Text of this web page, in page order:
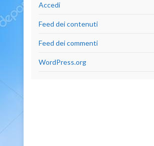
Accedi
Feed dei contenuti
Feed dei commenti
WordPress.org